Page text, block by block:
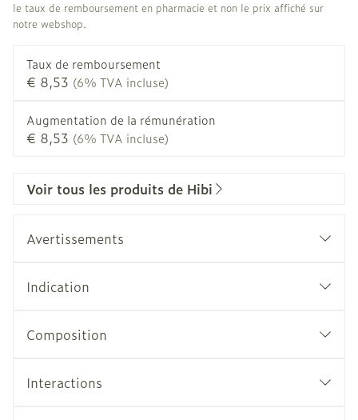
le taux de remboursement en pharmacie et non le prix affiché sur
notre webshop.
Taux de remboursement
€ 8,53 (6% TVA incluse)
Augmentation de la rémunération
€ 8,53 (6% TVA incluse)
Voir tous les produits de Hibi
Avertissements
Indication
Composition
Interactions